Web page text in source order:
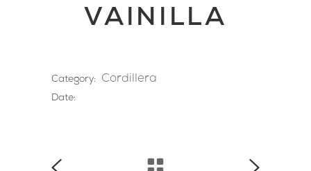
VAINILLA
Category: Cordillera
Date: